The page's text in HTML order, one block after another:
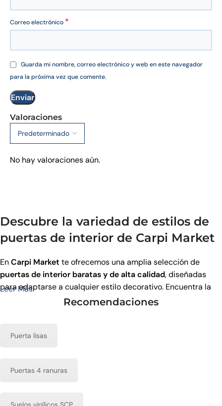
Valoraciones
No hay valoraciones aún.
Correo electrónico *
Guarda mi nombre, correo electrónico y web en este navegador
para la próxima vez que comente.
Descubre la variedad de estilos de
puertas de interior de Carpi Market
EnCarpi Market te ofrecemos una amplia selección de
puertas de interior baratas y de alta calidad, diseñadas
para adaptarse a cualquier estilo decorativo. Encuentra la
puerta perfecta para cada estancia de tu hogar entre
Si buscas un estilo actual y elegante, nuestras
Leer Más
Recomendaciones
Puerta lisas
Puertas 4 ranuras